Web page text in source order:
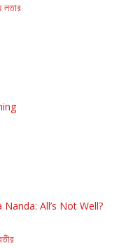
লতার
All’s Not Well?